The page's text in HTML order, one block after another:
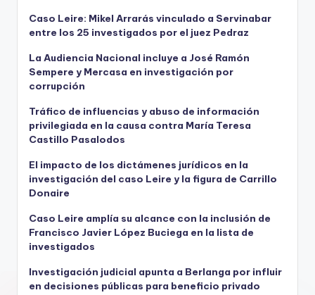
Caso Leire: Mikel Arrarás vinculado a Servinabar
entre los 25 investigados por el juez Pedraz
La Audiencia Nacional incluye a José Ramón
Sempere y Mercasa en investigación por
corrupción
Tráfico de influencias y abuso de información
privilegiada en la causa contra María Teresa
Castillo Pasalodos
El impacto de los dictámenes jurídicos en la
investigación del caso Leire y la figura de Carrillo
Donaire
Caso Leire amplía su alcance con la inclusión de
Francisco Javier López Buciega en la lista de
investigados
Investigación judicial apunta a Berlanga por influir
en decisiones públicas para beneficio privado